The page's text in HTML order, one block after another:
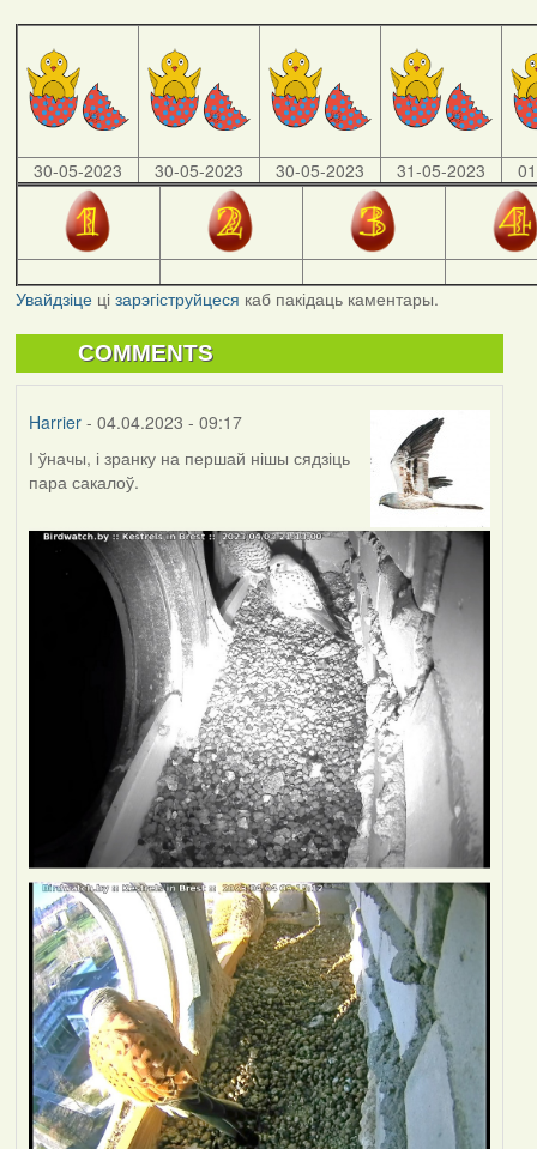
30-05-2023 30-05-2023 30-05-2023 31-05-2023
Увайдзіцеці зарэгіструйцеся каб пакідаць каментары.
COMMENTS
Harrier- 04.04.2023 - 09:17
І ўначы, і зранку на першай нішы сядзіць
пара сакалоў.